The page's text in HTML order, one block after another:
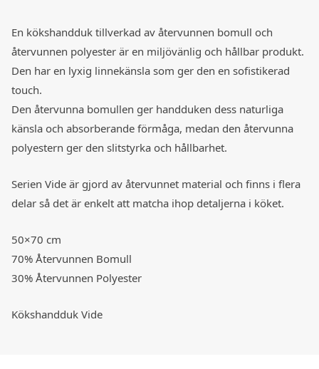
En kökshandduk tillverkad av återvunnen bomull och
återvunnen polyester är en miljövänlig och hållbar produkt.
Den har en lyxig linnekänsla som ger den en sofistikerad
touch.
Den återvunna bomullen ger handduken dess naturliga
känsla och absorberande förmåga, medan den återvunna
polyestern ger den slitstyrka och hållbarhet.
Serien Vide är gjord av återvunnet material och finns i flera
delar så det är enkelt att matcha ihop detaljerna i köket.
50×70 cm
70% Återvunnen Bomull
30% Återvunnen Polyester
Kökshandduk Vide